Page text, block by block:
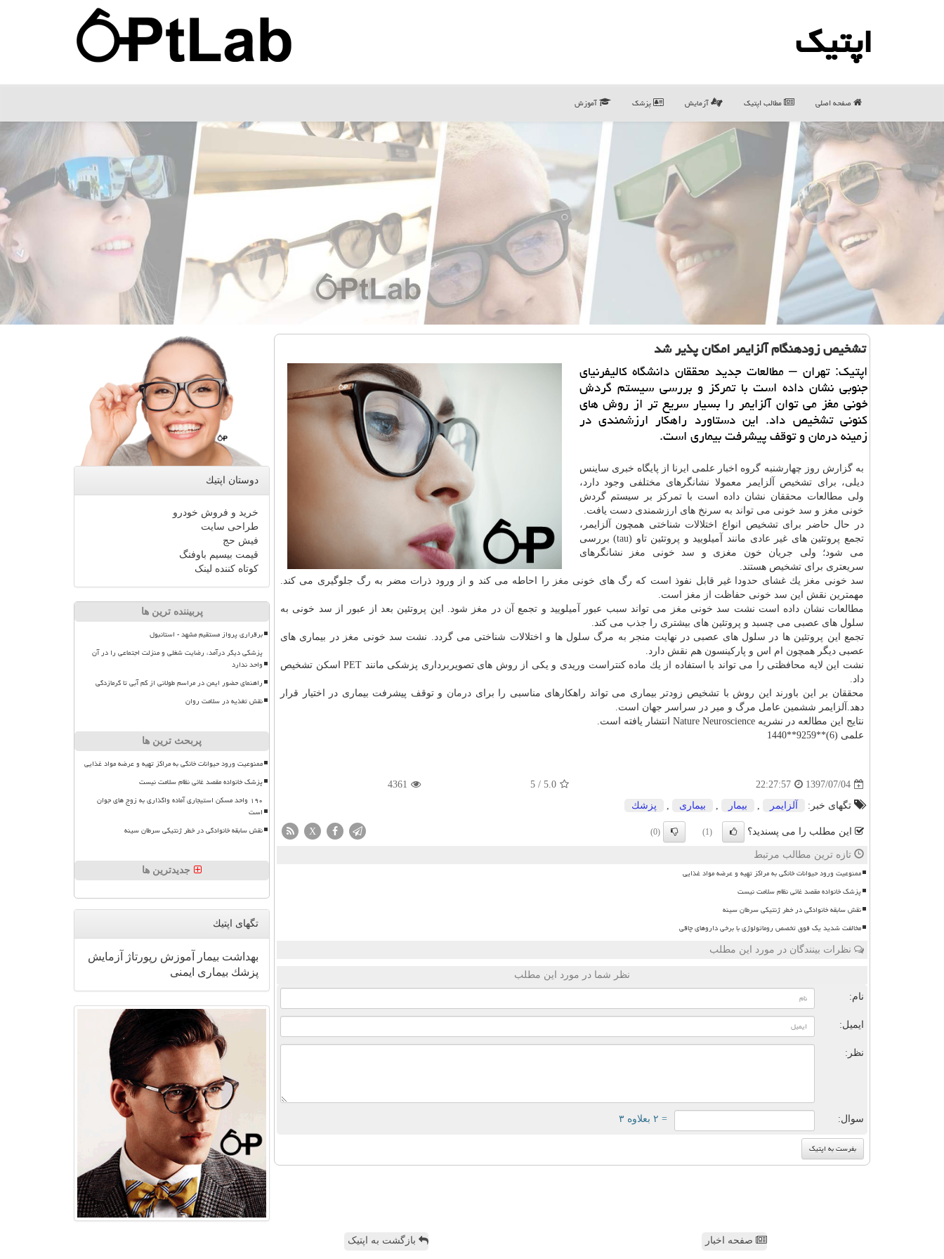
اپتیك
صفحه اصلی مطالب اپتیك آزمایش پزشک آموزش
تشخیص زودهنگام آلزایمر امكان پذیر شد
اپتیك: تهران – مطالعات جدید محققان دانشگاه كالیفرنیای
جنوبی نشان داده است با تمركز و بررسی سیستم گردش
خونی مغز می توان آلزایمر را بسیار سریع تر از روش های
كنونی تشخیص داد. این دستاورد راهكار ارزشمندی در
زمینه درمان و توقف پیشرفت بیماری است.
به گزارش روز چهارشنبه گروه اخبار علمی ایرنا از پایگاه خبری ساینس
دیلی، برای تشخیص آلزایمر معمولا نشانگرهای مختلفی وجود دارد،
ولی مطالعات محققان نشان داده است با تمركز بر سیستم گردش
خونی مغز و سد خونی می تواند به سرنخ های ارزشمندی دست یافت.
در حال حاضر برای تشخیص انواع اختلالات شناختی همچون آلزایمر،
تجمع پروتئین های غیر عادی مانند آمیلویید و پروتئین تاو (tau) بررسی
می شود؛ ولی جریان خون مغزی و سد خونی مغز
نشانگرهای
سریعتری برای تشخیص هستند.
سد خونی مغز یك غشای حدودا غیر قابل نفوذ است كه رگ های خونی مغز
را احاطه می كند و از ورود ذرات مضر به رگ جلوگیری می كند.
مهمترین نقش این سد خونی حفاظت از مغز است.
مطالعات نشان داده است نشت سد خونی مغز می تواند سبب عبور آمیلویید و تجمع آن در مغز
شود. این پروتئین بعد از عبور از سد خونی به
سلول های عصبی می چسبد و پروتئین های بیشتری را جذب می كند.
تجمع این پروتئین ها در سلول های عصبی در نهایت منجر به مرگ سلول ها و اختلالات شناختی می گردد. نشت سد خونی مغز در بیماری های
عصبی دیگر همچون ام اس و پاركینسون هم نقش دارد.
نشت این لایه محافظتی را می تواند با استفاده از یك ماده كنتراست وریدی و یكی از روش های تصویربرداری پزشكی مانند PET اسكن تشخیص
داد.
محققان بر این باورند این روش با تشخیص زودتر بیماری می تواند راهكارهای مناسبی را برایدرمان و توقف پیشرفت بیماری در اختیار قرار
دهد.آلزایمر ششمین عامل مرگ و میر در سراسر جهان است.
نتایج این مطالعه در نشریه Nature Neuroscience انتشار یافته است.
علمی (6)**9259**1440
1397/07/04
22:27:57
5.0
/
5
4361
تگهای خبر: آلزایمر , بیمار , بیماری , پزشك
این مطلب را می پسندید؟ (1)
(0)
X
تازه ترین مطالب مرتبط
ممنوعیت ورود حیوانات خانگی به مراکز تهیه و عرضه مواد غذایی
پزشک خانواده مقصد غائی نظام سلامت نیست
نقش سابقه خانوادگی در خطر ژنتیکی سرطان سینه
مخالفت شدید یک فوق تخصص روماتولوژی با برخی داروهای چاقی
نظرات بینندگان در مورد این مطلب
نظر شما در مورد این مطلب
نام:
ایمیل:
نظر:
سوال: = ۲ بعلاوه ۳
دوستان اپتیك
خرید و فروش خودرو
طراحی سایت
فیش حج
قیمت بیسیم باوفنگ
کوتاه کننده لینک
پربیننده ترین ها
برقراری پرواز مستقیم مشهد - استانبول
پزشکی دیگر درآمد، رضایت شغلی و منزلت اجتماعی را در آن
واحد ندارد
راهنمای حضور ایمن در مراسم طولانی از کم آبی تا گرمازدگی
نقش تغذیه در سلامت روان
پربحث ترین ها
ممنوعیت ورود حیوانات خانگی به مراکز تهیه و عرضه مواد غذایی
پزشک خانواده مقصد غائی نظام سلامت نیست
۱۹۰ واحد مسکن استیجاری آماده واگذاری به زوج های جوان
است
نقش سابقه خانوادگی در خطر ژنتیکی سرطان سینه
جدیدترین ها
تگهای اپتیك
بهداشت بیمار آموزش رپورتاژ
آزمایش
پزشك بیماری ایمنی
صفحه اخبار بازگشت به اپتیک